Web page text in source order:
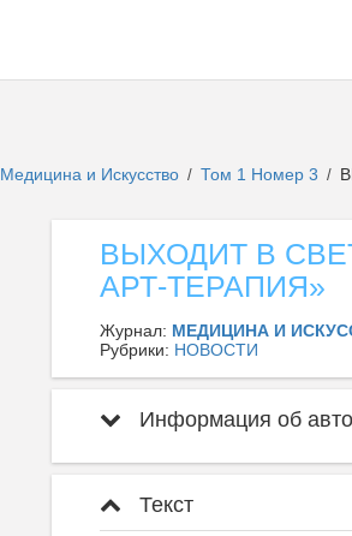
Медицина и Искусство / Том 1 Номер 3 /
ВЫХОДИТ В
АРТ-ТЕРАПИЯ»
Журнал: МЕДИЦИНА И
Рубрики: НОВОСТИ
Информация об
Текст